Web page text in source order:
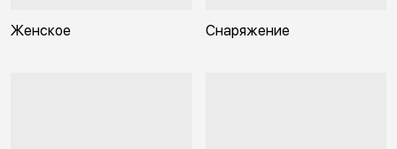
Женское Снаряжение